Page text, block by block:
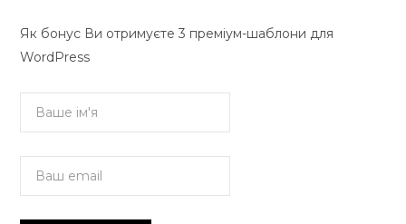
Як бонус Ви отримуєте 3 преміум-шаблони для
WordPress